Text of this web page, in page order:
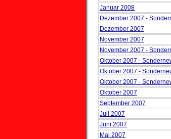
Januar 2008
Dezember 2007 -
Dezember 2007
November 2007
November 2007 -
Oktober 2007 -
Oktober 2007 -
Oktober 2007 -
Oktober 2007
September 2007
Juli 2007
Juni 2007
Mai 2007